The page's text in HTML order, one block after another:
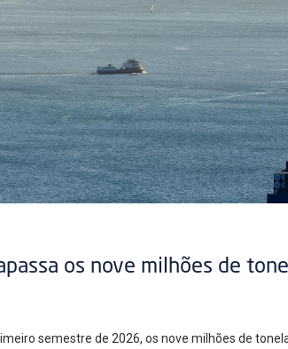
os nove milhões de
semestre de 2026, os nove milhões de